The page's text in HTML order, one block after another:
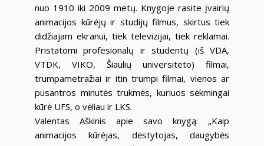
nuo 1910 iki 2009 metų. Knygoje rasite įvairių
animacijos kūrėjų ir studijų filmus, skirtus tiek
didžiajam ekranui, tiek televizijai, tiek reklamai.
Pristatomi profesionalų ir studentų (iš VDA,
VTDK, VIKO, Šiaulių universiteto) filmai,
trumpametražiai ir itin trumpi filmai, vienos ar
pusantros minutės trukmės, kuriuos sėkmingai
kūrė UFS, o vėliau ir LKS.
Valentas Aškinis apie savo knygą: „Kaip
animacijos kūrėjas, dėstytojas, daugybės